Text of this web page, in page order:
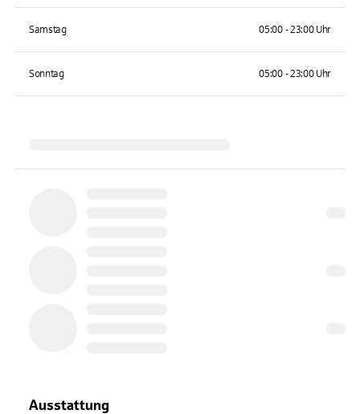
Samstag 05:00 - 23:00 Uhr
Sonntag 05:00 - 23:00 Uhr
Ausstattung